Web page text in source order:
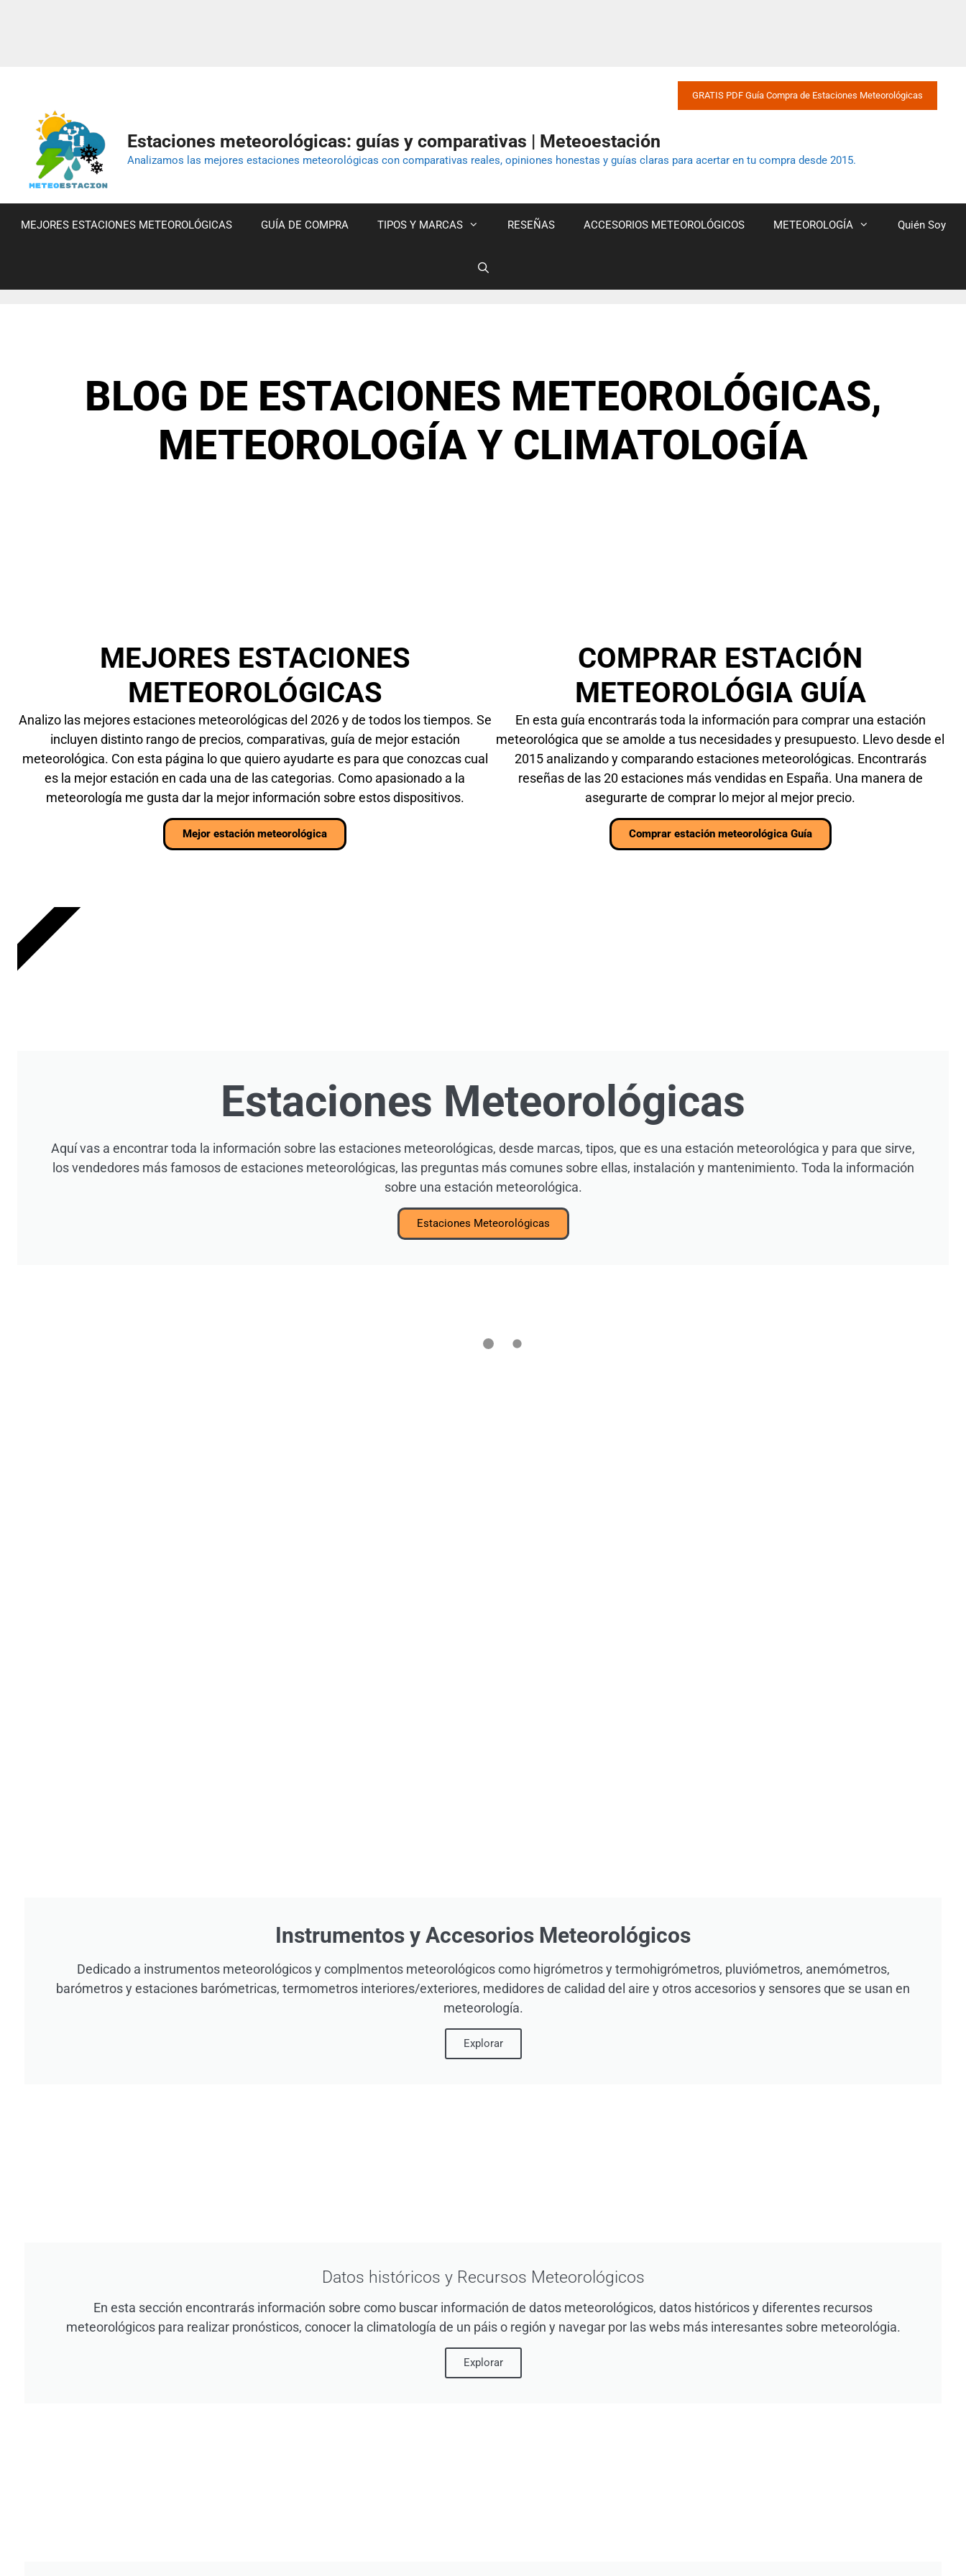
GRATIS PDF Guía Compra de Estaciones Meteorológicas
Estaciones meteorológicas: guías y comparativas | Meteoestación
Analizamos las mejores estaciones meteorológicas con comparativas reales, opiniones honestas y guías claras para acertar en tu compra desde 2015.
MEJORES ESTACIONES METEOROLÓGICAS GUÍA DE COMPRA TIPOS Y MARCAS RESEÑAS ACCESORIOS METEOROLÓGICOS METEOROLOGÍA Quién Soy
BLOG DE ESTACIONES METEOROLÓGICAS,
METEOROLOGÍA Y CLIMATOLOGÍA
MEJORES ESTACIONES
METEOROLÓGICAS
Analizo las mejores estaciones meteorológicas del 2026 y de todos los tiempos. Se
incluyen distinto rango de precios, comparativas, guía de mejor estación
meteorológica. Con esta página lo que quiero ayudarte es para que conozcas cual
es la mejor estación en cada una de las categorias. Como apasionado a la
meteorología me gusta dar la mejor información sobre estos dispositivos.
Mejor estación meteorológica
TOP
COMPRAR ESTACIÓN
METEOROLÓGIA GUÍA
En esta guía encontrarás toda la información para comprar una estación
meteorológica que se amolde a tus necesidades y presupuesto. Llevo desde el
2015 analizando y comparando estaciones meteorológicas. Encontrarás
reseñas de las 20 estaciones más vendidas en España. Una manera de
asegurarte de comprar lo mejor al mejor precio.
Comprar estación meteorológica Guía
Estaciones Meteorológicas
Aquí vas a encontrar toda la información sobre las estaciones meteorológicas, desde marcas, tipos, que es una estación meteorológica y para que sirve,
los vendedores más famosos de estaciones meteorológicas, las preguntas más comunes sobre ellas, instalación y mantenimiento. Toda la información
sobre una estación meteorológica.
Estaciones Meteorológicas
TODO SOBRE
Instrumentos y Accesorios Meteorológicos
Dedicado a instrumentos meteorológicos y complmentos meteorológicos como higrómetros y termohigrómetros, pluviómetros, anemómetros,
barómetros y estaciones barómetricas, termometros interiores/exteriores, medidores de calidad del aire y otros accesorios y sensores que se usan en
meteorología.
Explorar
Datos históricos y Recursos Meteorológicos
En esta sección encontrarás información sobre como buscar información de datos meteorológicos, datos históricos y diferentes recursos
meteorológicos para realizar pronósticos, conocer la climatología de un páis o región y navegar por las webs más interesantes sobre meteorológia.
Explorar